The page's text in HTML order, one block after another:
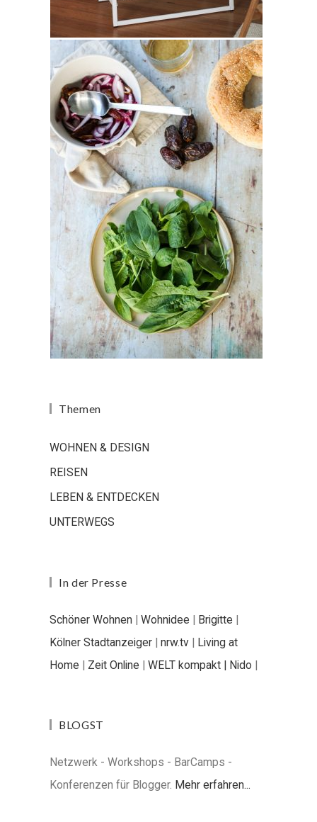
Themen
WOHNEN & DESIGN
REISEN
LEBEN & ENTDECKEN
UNTERWEGS
In der Presse
Schöner Wohnen | Wohnidee | Brigitte |
Kölner Stadtanzeiger | nrw.tv | Living at
Home | Zeit Online | WELT kompakt | Nido |
BLOGST
Netzwerk - Workshops - BarCamps -
Konferenzen für Blogger. Mehr erfahren...